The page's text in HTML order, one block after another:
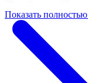
Показать полностью